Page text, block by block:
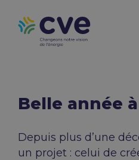
Belle année
Depuis plus d’une
un projet : celui de